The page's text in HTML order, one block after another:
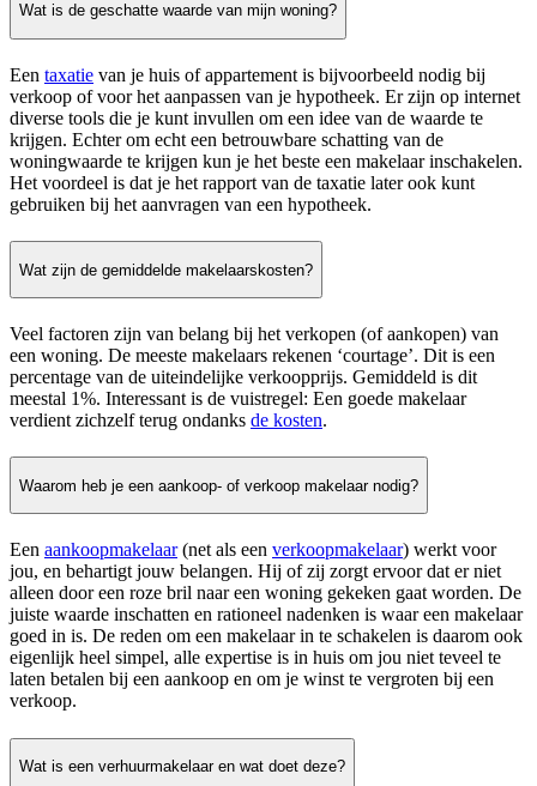
Wat is de geschatte waarde van mijn woning?
Een taxatie van je huis of appartement is bijvoorbeeld nodig bij
verkoop of voor het aanpassen van je hypotheek. Er zijn op internet
diverse tools die je kunt invullen om een idee van de waarde te
krijgen. Echter om echt een betrouwbare schatting van de
woningwaarde te krijgen kun je het beste een makelaar inschakelen.
Het voordeel is dat je het rapport van de taxatie later ook kunt
gebruiken bij het aanvragen van een hypotheek.
Wat zijn de gemiddelde makelaarskosten?
Veel factoren zijn van belang bij het verkopen (of aankopen) van
een woning. De meeste makelaars rekenen ‘courtage’. Dit is een
percentage van de uiteindelijke verkoopprijs. Gemiddeld is dit
meestal 1%. Interessant is de vuistregel: Een goede makelaar
verdient zichzelf terug ondanks de kosten.
Waarom heb je een aankoop- of verkoop makelaar nodig?
Een aankoopmakelaar(net als een verkoopmakelaar) werkt voor
jou, en behartigt jouw belangen. Hij of zij zorgt ervoor dat er niet
alleen door een roze bril naar een woning gekeken gaat worden. De
juiste waarde inschatten en rationeel nadenken is waar een makelaar
goed in is. De reden om een makelaar in te schakelen is daarom ook
eigenlijk heel simpel, alle expertise is in huis om jou niet teveel te
laten betalen bij een aankoop en om je winst te vergroten bij een
verkoop.
Wat is een verhuurmakelaar en wat doet deze?